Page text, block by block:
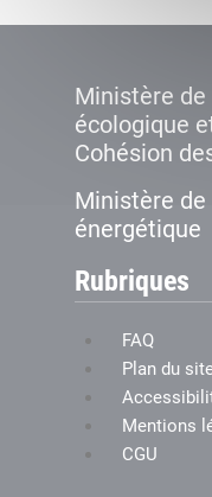
Ministère
écologique
Cohésion
Ministère
énergétique
Rubriques
FAQ
Plan du
Mentions
CGU